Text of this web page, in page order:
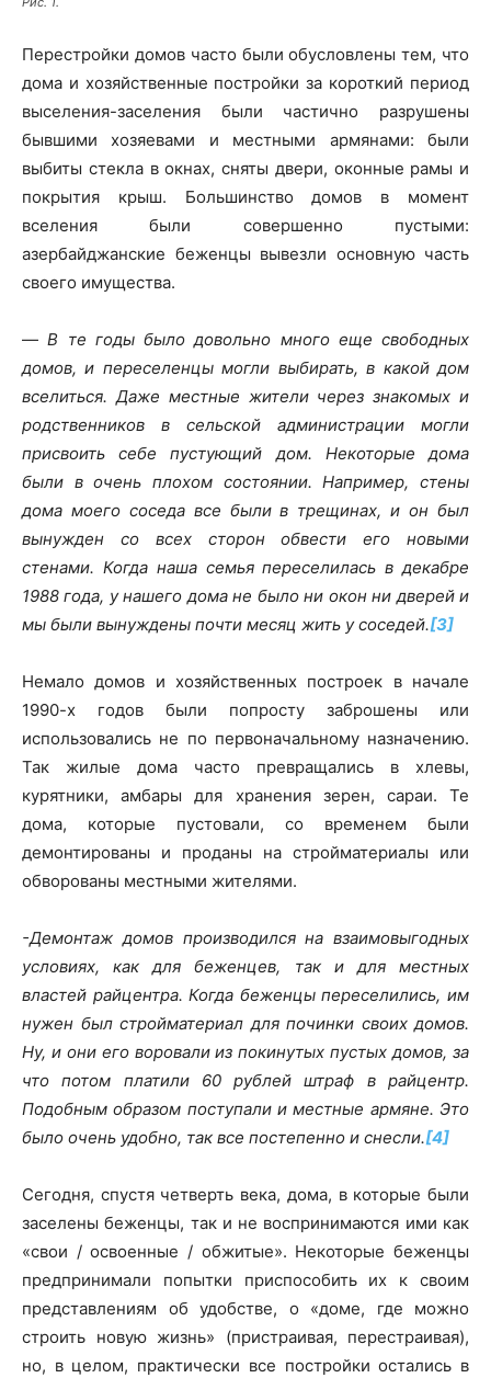
Перестройки домов часто были обусловлены тем, что
дома и хозяйственные постройки за короткий период
выселения-заселения были частично разрушены
бывшими хозяевами и местными армянами: были
выбиты стекла в окнах, сняты двери, оконные рамы и
покрытия крыш. Большинство домов в момент
вселения были совершенно пустыми:
азербайджанские беженцы вывезли основную часть
своего имущества.
— В те годы было довольно много еще свободных
домов, и переселенцы могли выбирать, в какой дом
вселиться. Даже местные жители через знакомых и
родственников в сельской администрации могли
присвоить себе пустующий дом. Некоторые дома
были в очень плохом состоянии. Например, стены
дома моего соседа все были в трещинах, и он был
вынужден со всех сторон обвести его новыми
стенами. Когда наша семья переселилась в декабре
1988 года, у нашего дома не было ни окон ни дверей и
мы были вынуждены почти месяц жить у соседей.[3]
Немало домов и хозяйственных построек в начале
1990-х годов были попросту заброшены или
использовались не по первоначальному назначению.
Так жилые дома часто превращались в хлевы,
курятники, амбары для хранения зерен, сараи. Те
дома, которые пустовали, со временем были
демонтированы и проданы на стройматериалы или
обворованы местными жителями.
-Демонтаж домов производился на взаимовыгодных
условиях, как для беженцев, так и для местных
властей райцентра. Когда беженцы переселились, им
нужен был стройматериал для починки своих домов.
Ну, и они его воровали из покинутых пустых домов, за
что потом платили 60 рублей штраф в райцентр.
Подобным образом поступали и местные армяне. Это
было очень удобно, так все постепенно и снесли.[4]
Сегодня, спустя четверть века, дома, в которые были
заселены беженцы, так и не воспринимаются ими как
«свои / освоенные / обжитые». Некоторые беженцы
предпринимали попытки приспособить их к своим
представлениям об удобстве, о «доме, где можно
строить новую жизнь» (пристраивая, перестраивая),
но, в целом, практически все постройки остались в